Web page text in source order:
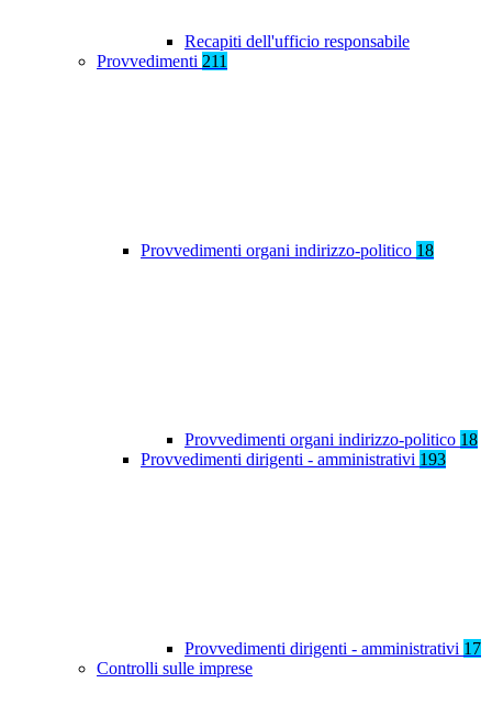
Recapiti dell'ufficio responsabile
Provvedimenti 211
Provvedimenti organi indirizzo-politico 18
Provvedimenti organi indirizzo-politico 18
Provvedimenti dirigenti - amministrativi 193
Provvedimenti dirigenti - amministrativi 17
Controlli sulle imprese